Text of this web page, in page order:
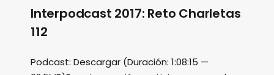
Interpodcast 2017: Reto Charletas
112
Podcast: Descargar (Duración: 1:08:15 —